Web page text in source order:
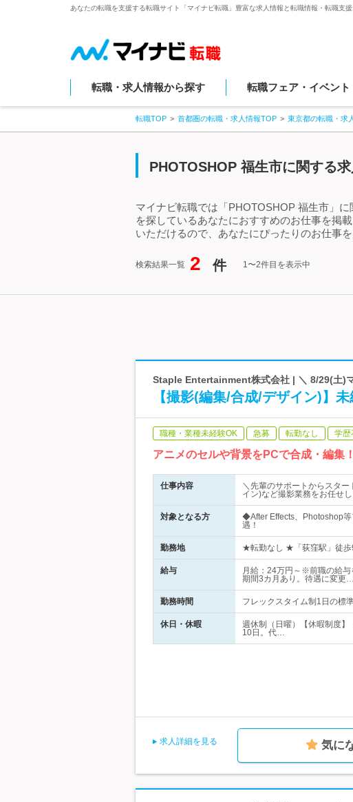
あなたの転職を支援する転職サイト「マイナビ転職」豊富な求人情報と転職情報・転職支
転職・求人情報から探す 転職フェア・イベント
転職TOP 首都圏の転職・求人情報TOP 東京都の転職・求
PHOTOSHOP 福生市に関する
マイナビ転職では「PHOTOSHOP 福生市」
を探しているあなたにおすすめのお仕事を掲
いただけるので、あなたにぴったりのお仕事
検索結果一覧 2 件 1〜2件目を表示中
Staple Entertainment株式会社 | ＼ 8/29(土)
【撮影(編集/合成/デザイン)】
職種・業種未経験OK 急募 転勤なし 学歴
アニメのセルや背景をPCで合成・編集
仕事内容
＼先輩のサポートからスタ
イン)など撮影業務をお任せ
対象となる方
◆After Effects、Photoshop
遇！
勤務地 ★転勤なし ★「荻窪駅」徒歩
給与
月給：24万円～※前職の給
期間3カ月あり。待遇に変更…
勤務時間 フレックスタイム制1日の標
休日・休暇
週休制（日曜）【休暇制度
10日。代…
求人詳細を見る 気に